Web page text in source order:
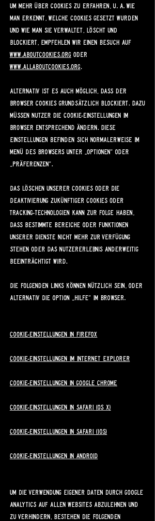
Um mehr über Cookies zu erfahren, u. a. wie
man erkennt, welche Cookies gesetzt wurden
und wie man sie verwaltet, löscht und
blockiert, empfehlen wir einen Besuch auf
www.aboutcookies.org oder
www.allaboutcookies.org.
Alternativ ist es auch möglich, dass der
Browser Cookies grundsätzlich blockiert. Dazu
müssen Nutzer die Cookie-Einstellungen im
Browser entsprechend ändern. Diese
Einstellungen befinden sich normalerweise im
Menü des Browsers unter „Optionen“ oder
„Präferenzen“.
Das Löschen unserer Cookies oder die
Deaktivierung zukünftiger Cookies oder
Tracking-Technologien kann zur Folge haben,
dass bestimmte Bereiche oder Funktionen
unserer Dienste nicht mehr zur Verfügung
stehen oder das Nutzererlebnis anderweitig
beeinträchtigt wird.
Die folgenden Links können nützlich sein, oder
alternativ die Option „Hilfe“ im Browser.
Cookie-Einstellungen in Firefox
Cookie-Einstellungen im Internet Explorer
Cookie-Einstellungen in Google Chrome
Cookie-Einstellungen in Safari (OS X)
Cookie-Einstellungen in Safari (iOS)
Cookie-Einstellungen in Android
Um die Verwendung eigener Daten durch Google
Analytics auf allen Websites abzulehnen und
zu verhindern, bestehen die folgenden